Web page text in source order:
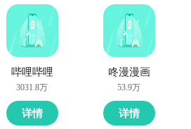
哔哩哔哩
3031.8万
详情
咚漫漫画
53.9万
详情